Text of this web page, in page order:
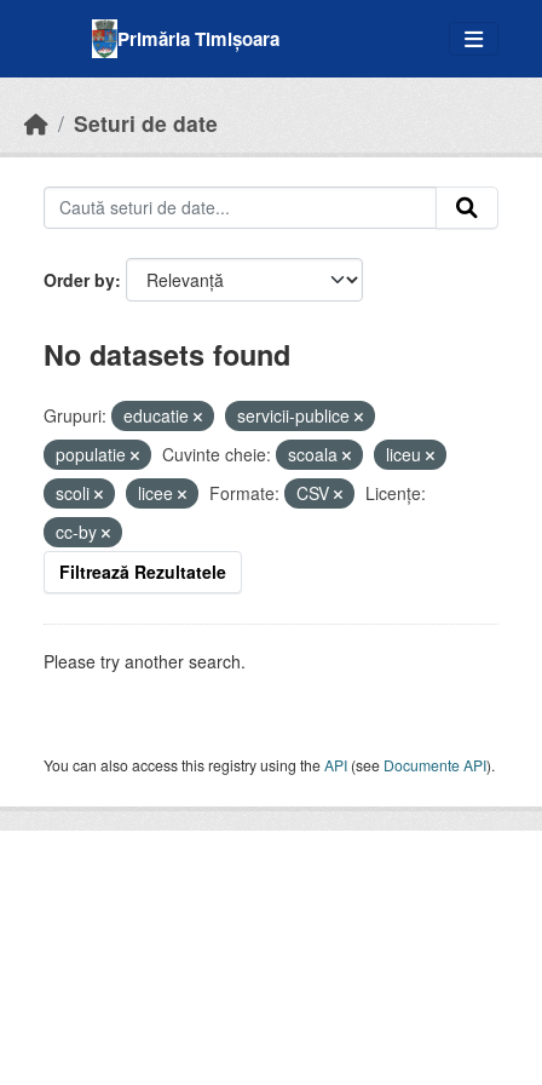
Primăria Timișoara
Seturi de date
Order by
No datasets found
Grupuri: educatie
servicii-publice
populatie
Cuvinte cheie: scoala
liceu
scoli
licee Formate: CSV
Licenţe:
cc-by
Filtrează Rezultatele
Please try another search.
You can also access this registry using theAPI (see Documente API).